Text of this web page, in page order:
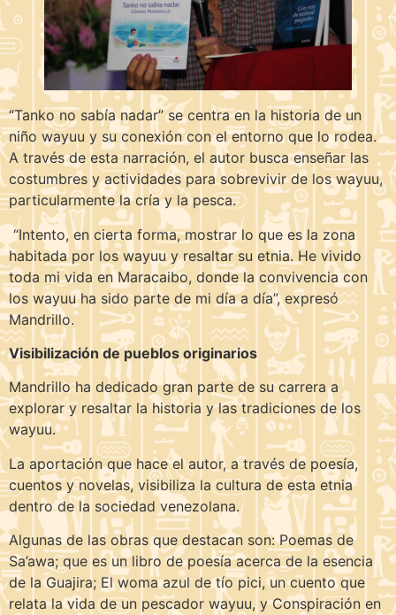
“Tanko no sabía nadar” se centra en la historia de un
niño wayuu y su conexión con el entorno que lo rodea.
A través de esta narración, el autor busca enseñar las
costumbres y actividades para sobrevivir de los wayuu,
particularmente la cría y la pesca.
“Intento, en cierta forma, mostrar lo que es la zona
habitada por los wayuu y resaltar su etnia. He vivido
toda mi vida en Maracaibo, donde la convivencia con
los wayuu ha sido parte de mi día a día”, expresó
Mandrillo.
Visibilización de pueblos originarios
Mandrillo ha dedicado gran parte de su carrera a
explorar y resaltar la historia y las tradiciones de los
wayuu.
La aportación que hace el autor, a través de poesía,
cuentos y novelas, visibiliza la cultura de esta etnia
dentro de la sociedad venezolana.
Algunas de las obras que destacan son: Poemas de
Sa’awa; que es un libro de poesía acerca de la esencia
de la Guajira; El woma azul de tío pici, un cuento que
relata la vida de un pescador wayuu, y Conspiración en